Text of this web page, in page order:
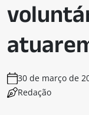
30 de março de
Redação